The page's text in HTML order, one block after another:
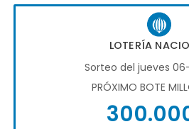
LOTERÍA
Sorteo del jueves
PRÓXIMO BOTE